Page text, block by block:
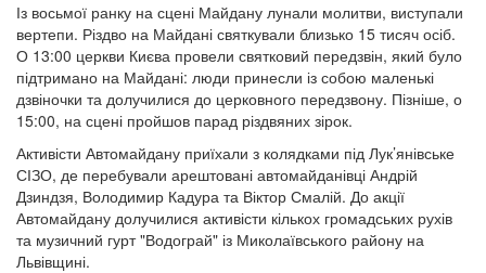
Із восьмої ранку на сцені Майдану лунали молитви, виступали
вертепи. Різдво на Майдані святкували близько 15 тисяч осіб.
О 13:00 церкви Києва провели святковий передзвін, який було
підтримано на Майдані: люди принесли із собою маленькі
дзвіночки та долучилися до церковного передзвону. Пізніше, о
15:00, на сцені пройшов парад різдвяних зірок.
Активісти Автомайдану приїхали з колядками під Лук’янівське
СІЗО, де перебували арештовані автомайданівці Андрій
Дзиндзя, Володимир Кадура та Віктор Смалій. До акції
Автомайдану долучилися активісти кількох громадських рухів
та музичний гурт "Водограй" із Миколаївського району на
Львівщині.